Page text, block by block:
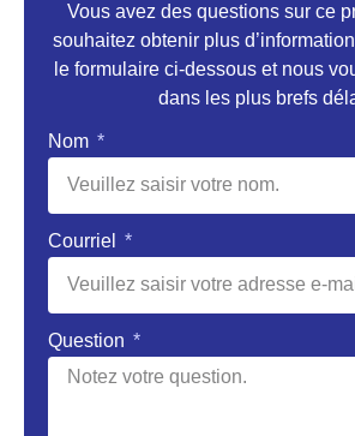
Vous avez des questions sur ce
souhaitez obtenir plus
le formulaire ci-dessous et nous
dans les plus brefs
Nom
Courriel
Question